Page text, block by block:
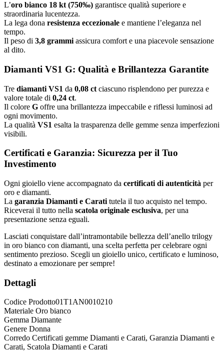
L’oro bianco 18 kt (750‰) garantisce qualità superiore e
straordinaria lucentezza.
La lega dona resistenza eccezionale e mantiene l’eleganza nel
tempo.
Il peso di 3,8 grammi assicura comfort e una piacevole sensazione
al dito.
Diamanti VS1 G: Qualità e Brillantezza Garantite
Tre diamanti VS1 da 0,08 ct ciascuno risplendono per purezza e
valore totale di 0,24 ct.
Il colore G offre una brillantezza impeccabile e riflessi luminosi ad
ogni movimento.
La qualità VS1 esalta la trasparenza delle gemme senza imperfezioni
visibili.
Certificati e Garanzia: Sicurezza per il Tuo
Investimento
Ogni gioiello viene accompagnato da certificati di autenticità per
oro e diamanti.
La garanzia Diamanti e Carati tutela il tuo acquisto nel tempo.
Riceverai il tutto nella scatola originale esclusiva, per una
presentazione senza eguali.
Lasciati conquistare dall’intramontabile bellezza dell’anello trilogy
in oro bianco con diamanti, una scelta perfetta per celebrare ogni
sentimento prezioso. Scegli un gioiello unico, certificato e luminoso,
destinato a emozionare per sempre!
Dettagli
Codice Prodotto01T1AN0010210
Materiale Oro bianco
Gemma Diamante
Genere Donna
Corredo Certificati gemme Diamanti e Carati, Garanzia Diamanti e
Carati, Scatola Diamanti e Carati